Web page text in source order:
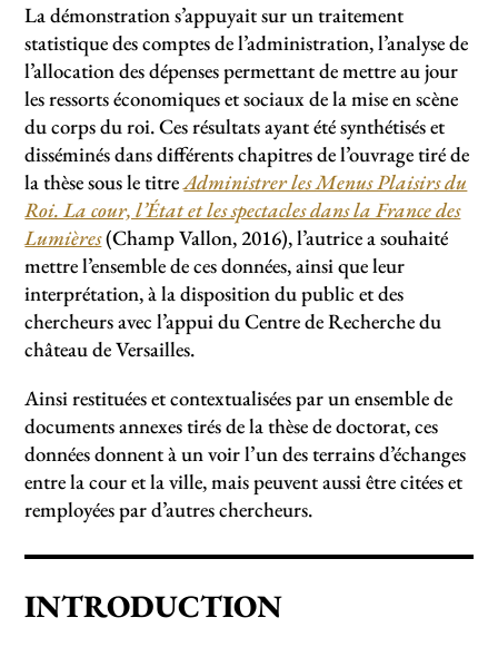
La démonstration s’appuyait sur un traitement
statistique des comptes de l’administration, l’analyse de
l’allocation des dépenses permettant de mettre au jour
les ressorts économiques et sociaux de la mise en scène
du corps du roi. Ces résultats ayant été synthétisés et
disséminés dans différents chapitres de l’ouvrage tiré de
la thèse sous le titreAdministrer les Menus Plaisirs du
Roi. La cour, l’État et les spectacles dans la France des
Lumières(Champ Vallon, 2016), l’autrice a souhaité
mettre l’ensemble de ces données, ainsi que leur
interprétation, à la disposition du public et des
chercheurs avec l’appui du Centre de Recherche du
château de Versailles.
Ainsi restituées et contextualisées par un ensemble de
documents annexes tirés de la thèse de doctorat, ces
données donnent à un voir l’un des terrains d’échanges
entre la cour et la ville, mais peuvent aussi être citées et
remployées par d’autres chercheurs.
INTRODUCTION